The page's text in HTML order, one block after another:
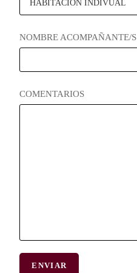
NOMBRE ACOMPAÑANTE/S
COMENTARIOS